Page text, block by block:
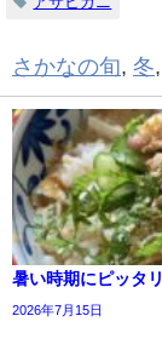
さかなの旬, 冬,
暑い時期にピッタ
2026年7月15日